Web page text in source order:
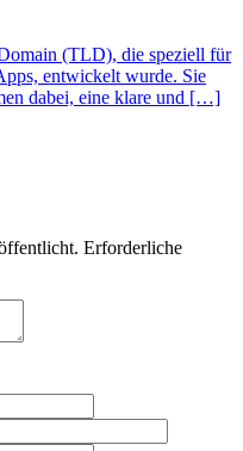
(TLD), die speziell für
entwickelt wurde. Sie
dabei, eine klare und […]
Erforderliche